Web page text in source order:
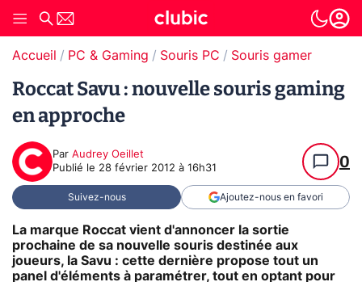
Accueil PC & Gaming Souris PC Souris gamer
Roccat Savu : nouvelle souris gaming
en approche
Par Audrey Oeillet
Publié le 28 février 2012 à 16h31 0
Suivez-nous Ajoutez-nous en favori
La marque Roccat vient d'annoncer la sortie
prochaine de sa nouvelle souris destinée aux
joueurs, la Savu : cette dernière propose tout un
panel d'éléments à paramétrer, tout en optant pour